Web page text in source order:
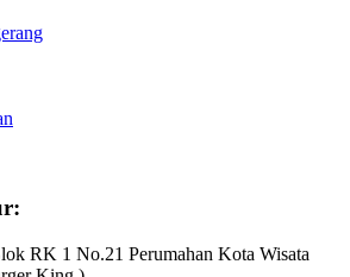
RK 1 No.21 Perumahan Kota Wisata